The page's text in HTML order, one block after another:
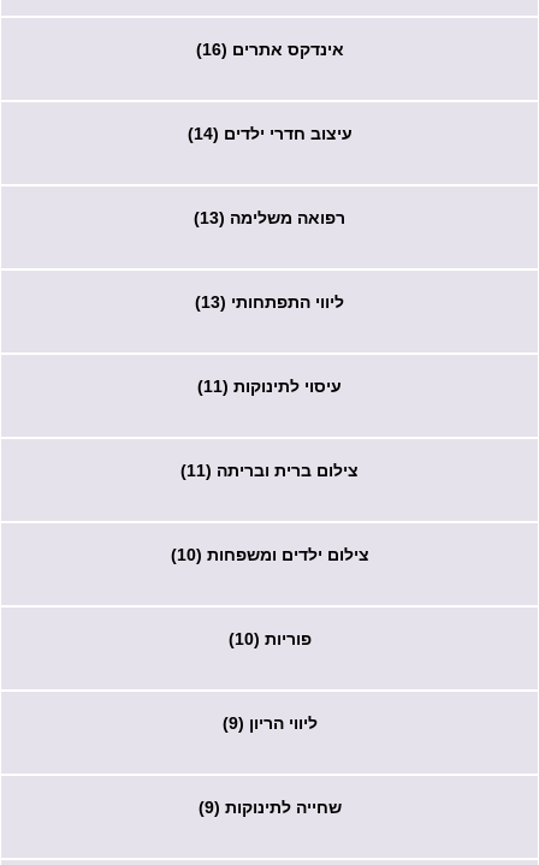
אינדקס אתרים (16)
עיצוב חדרי ילדים (14)
רפואה משלימה (13)
ליווי התפתחותי (13)
עיסוי לתינוקות (11)
צילום ברית ובריתה (11)
צילום ילדים ומשפחות (10)
פוריות (10)
ליווי הריון (9)
שחייה לתינוקות (9)